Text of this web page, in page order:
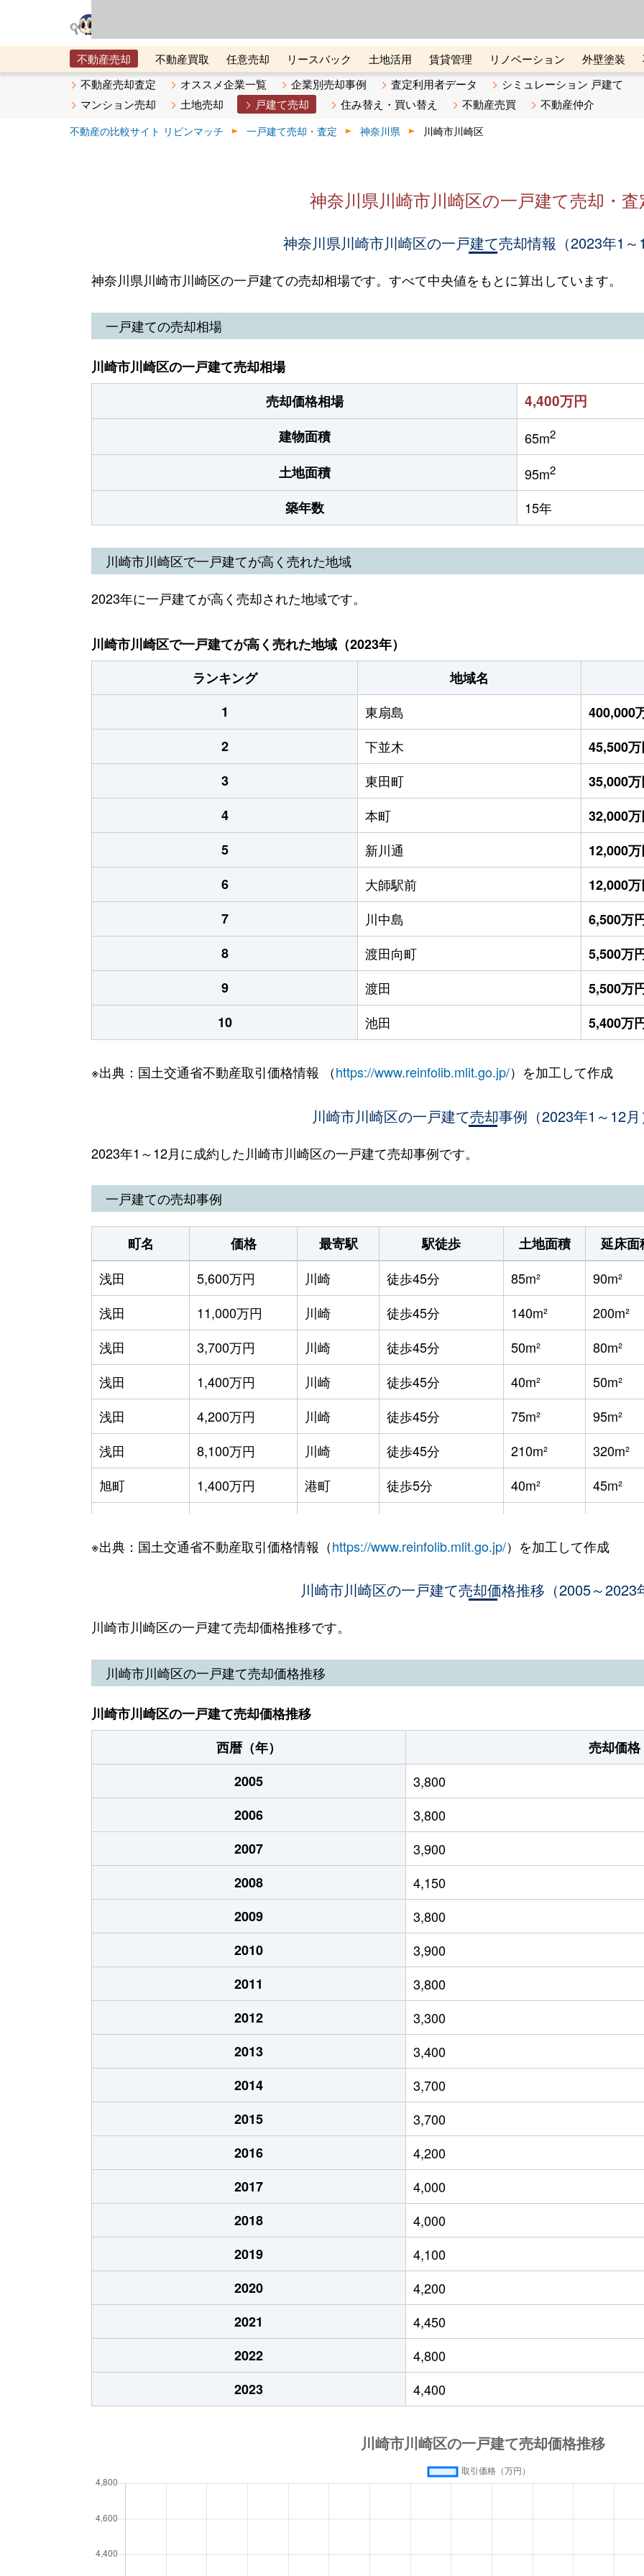
不動産売却 不動産買取 任意売却 リースバック 土地活用 賃貸管理 リノベーション 外壁塗装
メタ住宅展示場
ベスト不動産カンパニー オンライン講座 リビンマガジンBiz 不動産売却ご相談デスク
不動産売却査定 オススメ企業一覧 企業別売却事例 査定利用者データ
シミュレーション 戸建て
マンション売却
土地売却 戸建て売却 住み替え・買い替え 不動産売買 不動産仲介
不動産の比較サイト リビンマッチ 一戸建て売却・査定 神奈川県 川崎市川崎区
神奈川県川崎市川崎区の一戸建て売却・査
神奈川県川崎市川崎区の一戸建て売却情報（2023年1～
神奈川県川崎市川崎区の一戸建ての売却相場です。すべて中央値をもとに算出しています。
一戸建ての売却相場
川崎市川崎区の一戸建て売却相場
売却価格相場
4,400万円
建物面積 65m2
土地面積 95m2
築年数 15年
川崎市川崎区で一戸建てが高く売れた地域
2023年に一戸建てが高く売却された地域です。
川崎市川崎区で一戸建てが高く売れた地域（2023年）
ランキング
地域名
1
東扇島
400,000
2
下並木
45,500万
3
東田町
35,000万
4
本町
32,000万
5
新川通
12,000
6
大師駅前
12,000
7
川中島
6,500万
8
渡田向町
5,500万
9
渡田
5,500万
10
池田 5,400万
※出典：国土交通省不動産取引価格情報 （https://www.reinfolib.mlit.go.jp/）を加工して作成
川崎市川崎区の一戸建て売却事例（2023年1～12月
2023年1～12月に成約した川崎市川崎区の一戸建て売却事例です。
一戸建ての売却事例
町名 価格 最寄駅 駅徒歩 土地面積 延床面
浅田
5,600万円 川崎 徒歩45分 85m² 90m²
浅田
11,000万円 川崎 徒歩45分 140m² 200m²
浅田
3,700万円 川崎 徒歩45分 50m² 80m²
浅田
1,400万円 川崎 徒歩45分 40m² 50m²
浅田
4,200万円 川崎 徒歩45分 75m² 95m²
浅田
8,100万円 川崎 徒歩45分 210m² 320m²
旭町
1,400万円 港町 徒歩5分 40m² 45m²
池上新町
4,300万円 川崎大師 徒歩18分 65m² 95m²
川崎大師 徒歩20分 60m² -
池田
22,000万円 鶴見市場
池田
5,200万円 八丁畷 徒歩6分 60m² 95m²
池田
7,600万円 八丁畷 徒歩6分 80m² 75m²
池田
3,500万円 八丁畷 徒歩6分 50m² 85m²
池田
5,400万円 八丁畷 徒歩2分 55m² 105m²
伊勢町
700万円 川崎 徒歩45分 40m² 30m²
伊勢町
3,200万円 川崎 徒歩45分 60m² 80m²
江川
1,800万円 大師橋 徒歩4分 50m² 50m²
江川
3,400万円 大師橋 徒歩4分 95m² 60m²
大島
23,000万円 川崎 徒歩45分 220m² 710m²
大島
4,800万円 川崎 徒歩28分 70m² 95m²
大島
72,000万円 川崎 徒歩45分 1900m² 2000m²
大島
4,700万円 川崎 徒歩23分 55m² 80m²
大島
4,400万円 川崎 徒歩21分 45m² 70m²
大島
2,400万円 川崎 徒歩28分 70m² 60m²
大島
3,100万円 川崎 徒歩23分 55m² 80m²
大島
3,900万円 鈴木町 徒歩18分 45m² 80m²
大島
15,000万円 港町 徒歩18分 310m² 230m²
大島上町
5,200万円 川崎 徒歩23分 90m² 105m²
17,000万円
2,000万円 徒歩24分
5,400万円 徒歩45分
徒歩25分 40m² 70m²
小田
2,700万円 川崎 徒歩45分 90m² 75m²
小田
小田
13,000万円 川崎 徒歩29分 195m² 220m²
※出典：国土交通省不動産取引価格情報（https://www.reinfolib.mlit.go.jp/）を加工して作成
川崎市川崎区の一戸建て売却価格推移（2005～2023
川崎市川崎区の一戸建て売却価格推移です。
川崎市川崎区の一戸建て売却価格推移
川崎市川崎区の一戸建て売却価格推移
西暦（年）
売却価格
2005
3,800
2006
3,800
2007
3,900
2008
4,150
2009
3,800
2010
3,900
2011
3,800
2012
3,300
2013
3,400
2014
3,700
2015
3,700
2016
4,200
2017
4,000
2018
4,000
2019
4,100
2020
4,200
2021
4,450
2022
4,800
2023
4,400